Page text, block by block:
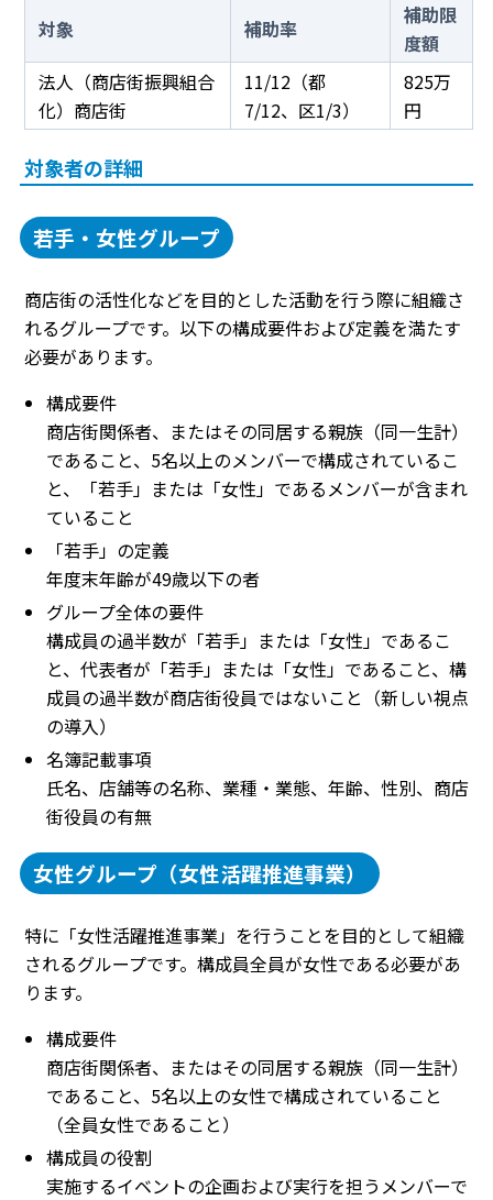
対象 補助率
補助限
度額
法人（商店街振興組合
化）商店街
11/12（都
7/12、区1/3）
825万
円
対象者の詳細
若手・女性グループ
商店街の活性化などを目的とした活動を行う際に組織さ
れるグループです。以下の構成要件および定義を満たす
必要があります。
構成要件
商店街関係者、またはその同居する親族（同一生計）
であること、5名以上のメンバーで構成されているこ
と、「若手」または「女性」であるメンバーが含まれ
ていること
「若手」の定義
年度末年齢が49歳以下の者
グループ全体の要件
構成員の過半数が「若手」または「女性」であるこ
と、代表者が「若手」または「女性」であること、構
成員の過半数が商店街役員ではないこと（新しい視点
の導入）
名簿記載事項
氏名、店舗等の名称、業種・業態、年齢、性別、商店
街役員の有無
女性グループ（女性活躍推進事業）
特に「女性活躍推進事業」を行うことを目的として組織
されるグループです。構成員全員が女性である必要があ
ります。
構成要件
商店街関係者、またはその同居する親族（同一生計）
であること、5名以上の女性で構成されていること
（全員女性であること）
構成員の役割
実施するイベントの企画および実行を担うメンバーで